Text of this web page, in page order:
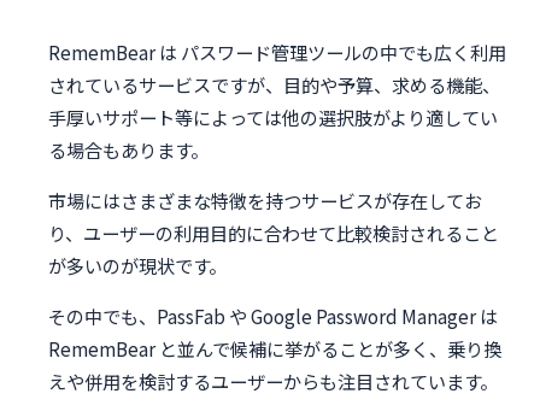
RememBear は パスワード管理ツールの中でも広く利用
されているサービスですが、目的や予算、求める機能、
手厚いサポート等によっては他の選択肢がより適してい
る場合もあります。
市場にはさまざまな特徴を持つサービスが存在してお
り、ユーザーの利用目的に合わせて比較検討されること
が多いのが現状です。
その中でも、PassFab や Google Password Manager は
RememBear と並んで候補に挙がることが多く、乗り換
えや併用を検討するユーザーからも注目されています。